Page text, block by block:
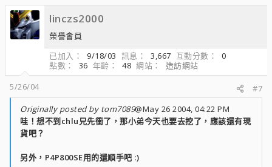
linczs2000
榮譽會員
已加入
9/18/03 訊息 3,667 互動分數
0
點數
36 年齡 48 網站
造訪網站
5/26/04
#7
Originally posted by tom7089@May 26 2004, 04:22 PM
哇！想不到chlu兄先衝了，那小弟今天也要去挖了，應該還有現
貨吧？
另外，P4P800SE用的還順手吧 :)